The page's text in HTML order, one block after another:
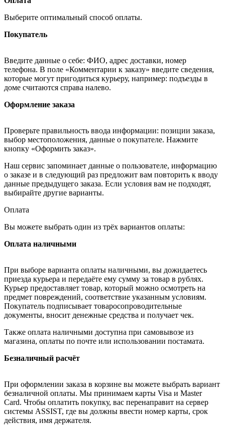
Выберите оптимальный способ оплаты.
Покупатель
Введите данные о себе: ФИО, адрес доставки, номер
телефона. В поле «Комментарии к заказу» введите сведения,
которые могут пригодиться курьеру, например: подъезды в
доме считаются справа налево.
Оформление заказа
Проверьте правильность ввода информации: позиции заказа,
выбор местоположения, данные о покупателе. Нажмите
кнопку «Оформить заказ».
Наш сервис запоминает данные о пользователе, информацию
о заказе и в следующий раз предложит вам повторить к вводу
данные предыдущего заказа. Если условия вам не подходят,
выбирайте другие варианты.
Оплата
Вы можете выбрать один из трёх вариантов оплаты:
Оплата наличными
При выборе варианта оплаты наличными, вы дожидаетесь
приезда курьера и передаёте ему сумму за товар в рублях.
Курьер предоставляет товар, который можно осмотреть на
предмет повреждений, соответствие указанным условиям.
Покупатель подписывает товаросопроводительные
документы, вносит денежные средства и получает чек.
Также оплата наличными доступна при самовывозе из
магазина, оплаты по почте или использовании постамата.
Безналичный расчёт
При оформлении заказа в корзине вы можете выбрать вариант
безналичной оплаты. Мы принимаем карты Visa и Master
Card. Чтобы оплатить покупку, вас перенаправит на сервер
системы ASSIST, где вы должны ввести номер карты, срок
действия, имя держателя.